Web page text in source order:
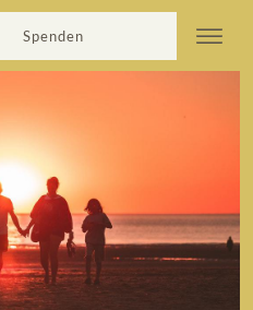
Spenden